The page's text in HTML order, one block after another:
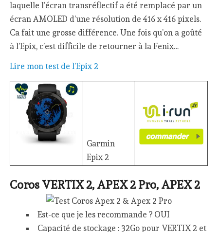
laquelle l’écran transréflectif a été remplacé par un
écran AMOLED d’une résolution de 416 x 416 pixels.
Ca fait une grosse différence. Une fois qu’on a goûté
à l’Epix, c’est difficile de retourner à la Fenix…
Lire mon test de l’Epix 2
Garmin
Epix 2
Coros VERTIX 2, APEX 2 Pro, APEX 2
Est-ce que je les recommande ? OUI
Capacité de stockage : 32Go pour VERTIX 2 et